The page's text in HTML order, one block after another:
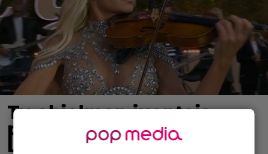
Tv-ohjelman juontaja
pudotti Linda
Lampeniuksen viulun –